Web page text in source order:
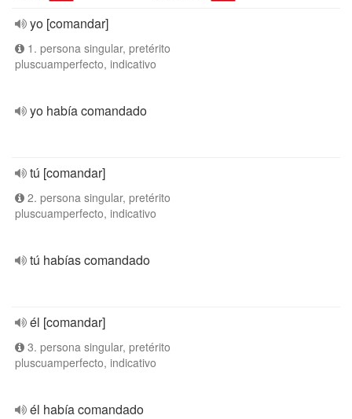
yo [comandar]
1. persona singular, pretérito
pluscuamperfecto, indicativo
yo había comandado
tú [comandar]
2. persona singular, pretérito
pluscuamperfecto, indicativo
tú habías comandado
él [comandar]
3. persona singular, pretérito
pluscuamperfecto, indicativo
él había comandado